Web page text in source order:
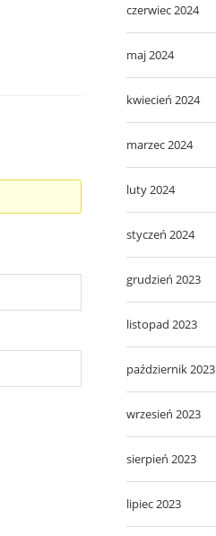
czerwiec 2024
maj 2024
kwiecień 2024
marzec 2024
luty 2024
styczeń 2024
grudzień 2023
listopad 2023
październik 2023
wrzesień 2023
sierpień 2023
lipiec 2023